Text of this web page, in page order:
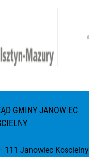
GMINY JANOWIEC
111 Janowiec Kościelny